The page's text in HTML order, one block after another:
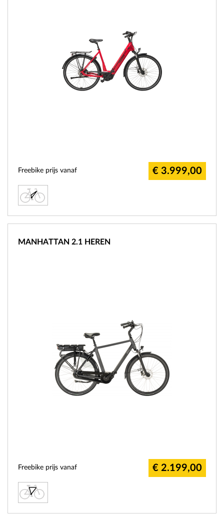
Freebike prijs vanaf € 3.999,00
MANHATTAN 2.1 HEREN
Freebike prijs vanaf € 2.199,00